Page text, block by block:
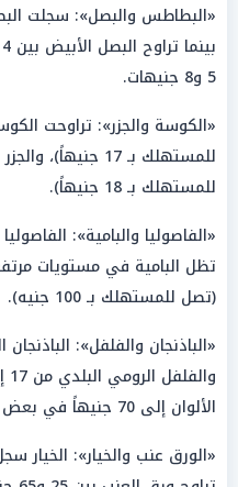
5 و8 جنيهات.
للمستهلك بـ 18 جنيهاً).
(تصل للمستهلك بـ 100 جنيه).
الألوان إلى 70 جنيهاً في بعض الأصناف.